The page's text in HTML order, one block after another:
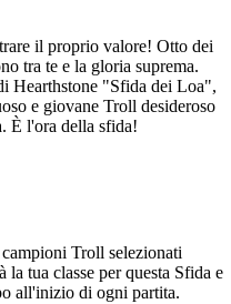
il proprio valore! Otto dei
tra te e la gloria suprema.
Hearthstone "Sfida dei Loa",
e giovane Troll desideroso
È l'ora della sfida!
Troll selezionati
la tua classe per questa Sfida e
all'inizio di ogni partita.